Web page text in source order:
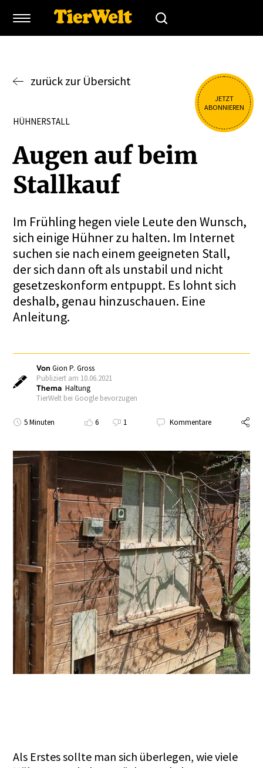
JETZT
ABONNIEREN
zurück zur Übersicht
HÜHNERSTALL
Augen auf beim
Stallkauf
Im Frühling hegen viele Leute den Wunsch,
sich einige Hühner zu halten. Im Internet
suchen sie nach einem geeigneten Stall,
der sich dann oft als unstabil und nicht
gesetzeskonform entpuppt. Es lohnt sich
deshalb, genau hinzuschauen. Eine
Anleitung.
VonGion P. Gross
Publiziert am 10.06.2021
Thema Haltung
TierWelt bei Google bevorzugen
5 Minuten 6 1 Kommentare
Als Erstes sollte man sich überlegen, wie viele